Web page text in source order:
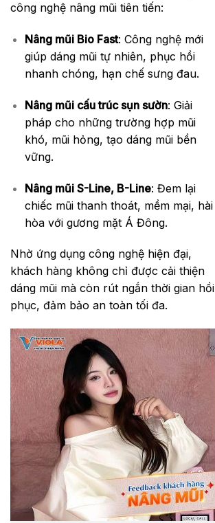
công nghệ nâng mũi tiên tiến:
Nâng mũi Bio Fast: Công nghệ mới
giúp dáng mũi tự nhiên, phục hồi
nhanh chóng, hạn chế sưng đau.
Nâng mũi cấu trúc sụn sườn: Giải
pháp cho những trường hợp mũi
khó, mũi hỏng, tạo dáng mũi bền
vững.
Nâng mũi S-Line, B-Line: Đem lại
chiếc mũi thanh thoát, mềm mại, hài
hòa với gương mặt Á Đông.
Nhờ ứng dụng công nghệ hiện đại,
khách hàng không chỉ được cải thiện
dáng mũi mà còn rút ngắn thời gian hồi
phục, đảm bảo an toàn tối đa.